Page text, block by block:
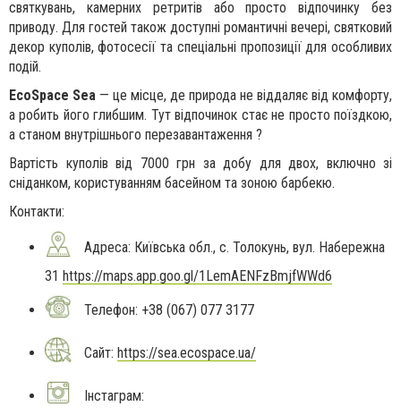
святкувань, камерних ретритів або просто відпочинку без
приводу. Для гостей також доступні романтичні вечері, святковий
декор куполів, фотосесії та спеціальні пропозиції для особливих
подій.
EcoSpace Sea — це місце, де природа не віддаляє від комфорту,
а робить його глибшим. Тут відпочинок стає не просто поїздкою,
а станом внутрішнього перезавантаження ?
Вартість куполів від 7000 грн за добу для двох, включно зі
сніданком, користуванням басейном та зоною барбекю.
Контакти:
Адреса: Київська обл., с. Толокунь, вул. Набережна
31 https://maps.app.goo.gl/1LemAENFzBmjfWWd6
Телефон: +38 (067) 077 3177
Сайт: https://sea.ecospace.ua/
Інстаграм: